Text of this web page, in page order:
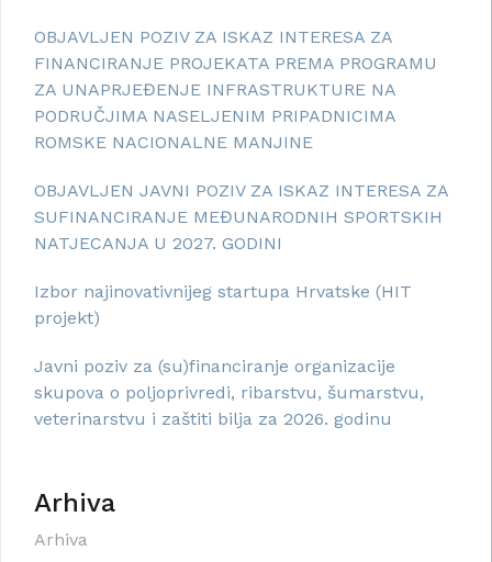
OBJAVLJEN POZIV ZA ISKAZ INTERESA ZA
FINANCIRANJE PROJEKATA PREMA PROGRAMU
ZA UNAPRJEĐENJE INFRASTRUKTURE NA
PODRUČJIMA NASELJENIM PRIPADNICIMA
ROMSKE NACIONALNE MANJINE
OBJAVLJEN JAVNI POZIV ZA ISKAZ INTERESA ZA
SUFINANCIRANJE MEĐUNARODNIH SPORTSKIH
NATJECANJA U 2027. GODINI
Izbor najinovativnijeg startupa Hrvatske (HIT
projekt)
Javni poziv za (su)financiranje organizacije
skupova o poljoprivredi, ribarstvu, šumarstvu,
veterinarstvu i zaštiti bilja za 2026. godinu
Arhiva
Arhiva